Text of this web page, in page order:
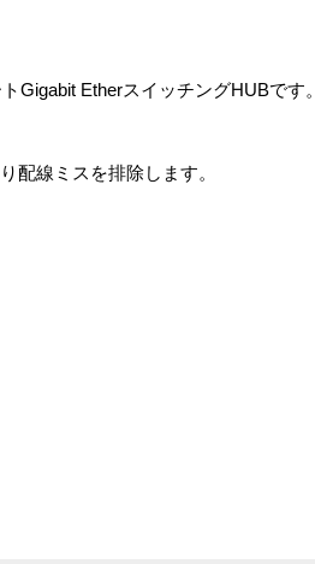
Gigabit EtherスイッチングHUBです。
線ミスを排除します。